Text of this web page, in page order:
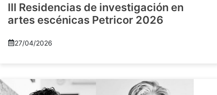
III Residencias de investigación en
artes escénicas Petricor 2026
27/04/2026